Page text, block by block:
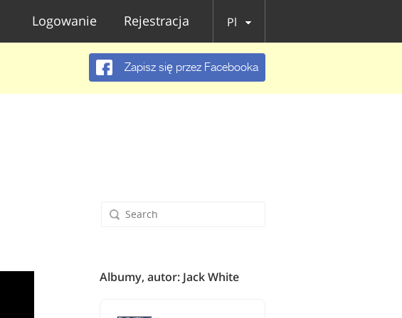
Logowanie Rejestracja Pl
Zapisz się przez Facebooka
Albumy, autor: Jack White